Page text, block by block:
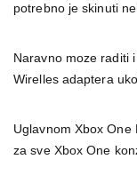
potrebno je skinuti
Naravno moze raditi
Wirelles adaptera
Uglavnom Xbox One
za sve Xbox One